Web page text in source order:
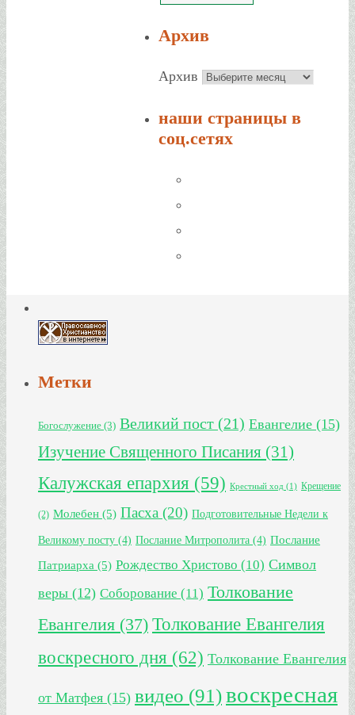
Архив
Архив
наши страницы в
соц.сетях
Метки
Богослужение (3) Великий пост (21) Евангелие (15)
Изучение Священного Писания (31)
Калужская епархия (59) Крестный ход (1) Крещение
(2) Молебен (5) Пасха (20) Подготовительные Недели к
Великому посту (4) Послание Митрополита (4) Послание
Патриарха (5) Рождество Христово (10) Символ
веры (12) Соборование (11) Толкование
Евангелия (37) Толкование Евангелия
воскресного дня (62) Толкование Евангелия
от Матфея (15) видео (91)воскресная